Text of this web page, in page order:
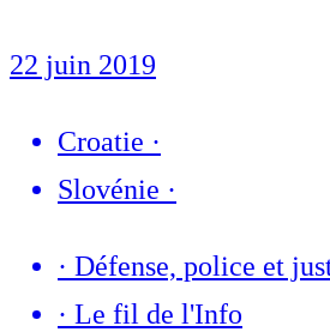
22 juin 2019
Croatie ·
Slovénie ·
· Défense, police et
· Le fil de l'Info